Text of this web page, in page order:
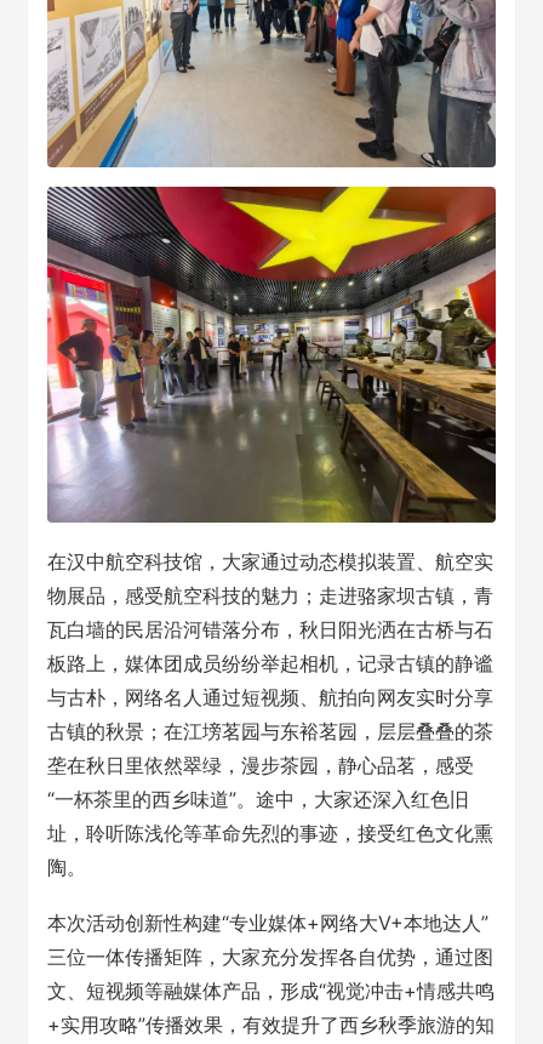
在汉中航空科技馆，大家通过动态模拟装置、航空实
物展品，感受航空科技的魅力；走进骆家坝古镇，青
瓦白墙的民居沿河错落分布，秋日阳光洒在古桥与石
板路上，媒体团成员纷纷举起相机，记录古镇的静谧
与古朴，网络名人通过短视频、航拍向网友实时分享
古镇的秋景；在江塝茗园与东裕茗园，层层叠叠的茶
垄在秋日里依然翠绿，漫步茶园，静心品茗，感受
“一杯茶里的西乡味道”。途中，大家还深入红色旧
址，聆听陈浅伦等革命先烈的事迹，接受红色文化熏
陶。
本次活动创新性构建“专业媒体+网络大V+本地达人”
三位一体传播矩阵，大家充分发挥各自优势，通过图
文、短视频等融媒体产品，形成“视觉冲击+情感共鸣
+实用攻略”传播效果，有效提升了西乡秋季旅游的知